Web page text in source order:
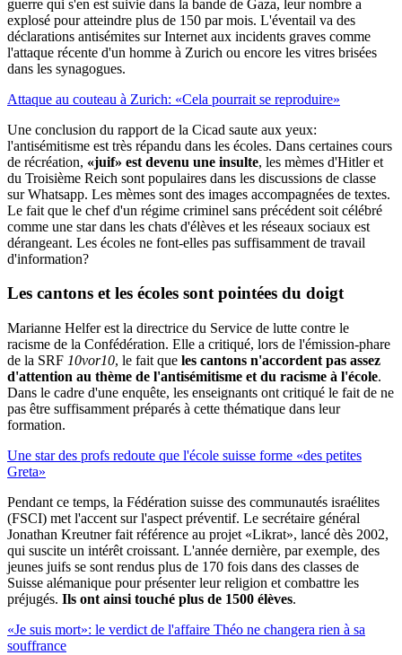
guerre qui s'en est suivie dans la bande de Gaza, leur nombre a
explosé pour atteindre plus de 150 par mois. L'éventail va des
déclarations antisémites sur Internet aux incidents graves comme
l'attaque récente d'un homme à Zurich ou encore les vitres brisées
dans les synagogues.
Attaque au couteau à Zurich: «Cela pourrait se reproduire»
Une conclusion du rapport de la Cicad saute aux yeux:
l'antisémitisme est très répandu dans les écoles. Dans certaines cours
de récréation, «juif» est devenu une insulte, les mèmes d'Hitler et
du Troisième Reich sont populaires dans les discussions de classe
sur Whatsapp. Les mèmes sont des images accompagnées de textes.
Le fait que le chef d'un régime criminel sans précédent soit célébré
comme une star dans les chats d'élèves et les réseaux sociaux est
dérangeant. Les écoles ne font-elles pas suffisamment de travail
d'information?
Les cantons et les écoles sont pointées du doigt
Marianne Helfer est la directrice du Service de lutte contre le
racisme de la Confédération. Elle a critiqué, lors de l'émission-phare
de la SRF 10vor10, le fait que les cantons n'accordent pas assez
d'attention au thème de l'antisémitisme et du racisme à l'école.
Dans le cadre d'une enquête, les enseignants ont critiqué le fait de ne
pas être suffisamment préparés à cette thématique dans leur
formation.
Une star des profs redoute que l'école suisse forme «des petites
Greta»
Pendant ce temps, la Fédération suisse des communautés israélites
(FSCI) met l'accent sur l'aspect préventif. Le secrétaire général
Jonathan Kreutner fait référence au projet «Likrat», lancé dès 2002,
qui suscite un intérêt croissant. L'année dernière, par exemple, des
jeunes juifs se sont rendus plus de 170 fois dans des classes de
Suisse alémanique pour présenter leur religion et combattre les
préjugés. Ils ont ainsi touché plus de 1500 élèves.
«Je suis mort»: le verdict de l'affaire Théo ne changera rien à sa
souffrance